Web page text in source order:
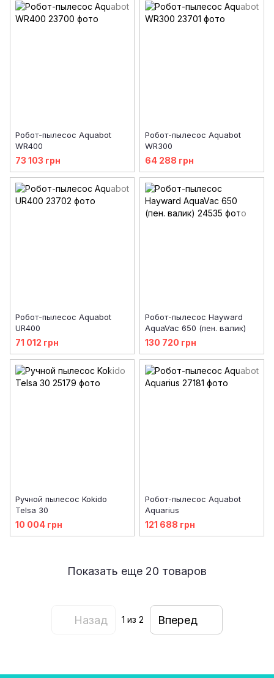
Робот-пылесоc Aquabot
WR400
73 103 грн
Робот-пылесоc Aquabot
WR300
64 288 грн
Робот-пылесоc Aquabot
UR400
71 012 грн
Робот-пылесос Hayward
AquaVac 650 (пен. валик)
130 720 грн
Ручной пылесос Kokido
Telsa 30
10 004 грн
Робот-пылесос Aquabot
Aquarius
121 688 грн
Показать еще 20 товаров
Назад 1 из 2 Вперед